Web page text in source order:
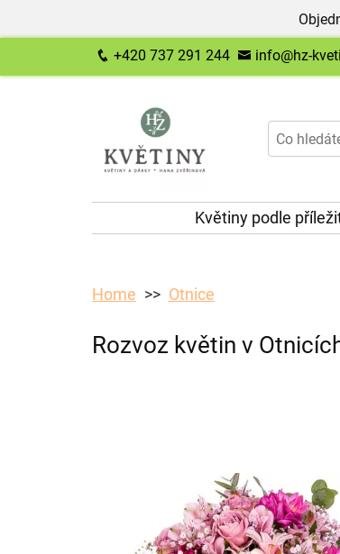
+420 737 291 244 info@hz-
Květiny podle
Home Otnice
Rozvoz květin v